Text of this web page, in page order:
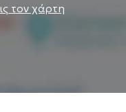
τον χάρτη